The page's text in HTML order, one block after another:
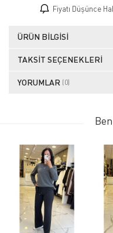
Fiyatı Düşünce
ÜRÜN BILGISI
TAKSIT SEÇENEKLERI
YORUMLAR (0)